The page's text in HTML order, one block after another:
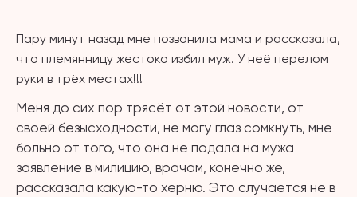
Пару минут назад мне позвонила мама и рассказала,
что племянницу жестоко избил муж. У неё перелом
руки в трёх местах!!!
Меня до сих пор трясёт от этой новости, от
своей безысходности, не могу глаз сомкнуть, мне
больно от того, что она не подала на мужа
заявление в милицию, врачам, конечно же,
рассказала какую-то херню. Это случается не в